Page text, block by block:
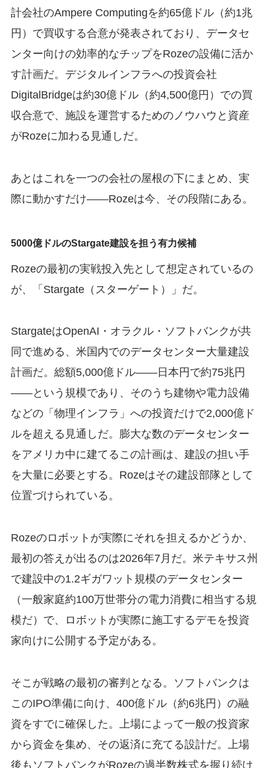
計会社のAmpere Computingを約65億ドル（約1兆
円）で買収する合意が発表されており、データセ
ンター向けの効率的なチップをRozeの設備に活か
す計画だ。デジタルインフラへの投資会社
DigitalBridgeは約30億ドル（約4,500億円）での買
収合意で、施設を運営するためのノウハウと資産
がRozeに加わる見通しだ。
あとはこれを一つの会社の屋根の下にまとめ、実
際に動かすだけ——Rozeは今、その段階にある。
5000億ドルのStargate建設を担う有力候補
Rozeの最初の実戦投入先として想定されているの
が、「Stargate（スターゲート）」だ。
StargateはOpenAI・オラクル・ソフトバンクが共
同で進める、米国内でのデータセンター大量建設
計画だ。総額5,000億ドル——日本円で約75兆円
——という規模であり、そのうち建物や電力設備
などの「物理インフラ」への投資だけで2,000億ド
ルを超える見通しだ。膨大な数のデータセンター
をアメリカ中に建てるこの計画は、建設の担い手
を大量に必要とする。Rozeはその建設部隊として
位置づけられている。
Rozeのロボットが実際にそれを担えるかどうか、
最初の答えが出るのは2026年7月だ。米テキサス州
で建設中の1.2ギガワット規模のデータセンター
（一般家庭約100万世帯分の電力消費に相当する規
模だ）で、ロボットが実際に施工するデモを投資
家向けに公開する予定がある。
そこが戦略の最初の審判となる。ソフトバンクは
このIPO準備に向け、400億ドル（約6兆円）の融
資をすでに確保した。上場によって一般の投資家
から資金を集め、その返済に充てる設計だ。上場
後もソフトバンクがRozeの過半数株式を握り続け